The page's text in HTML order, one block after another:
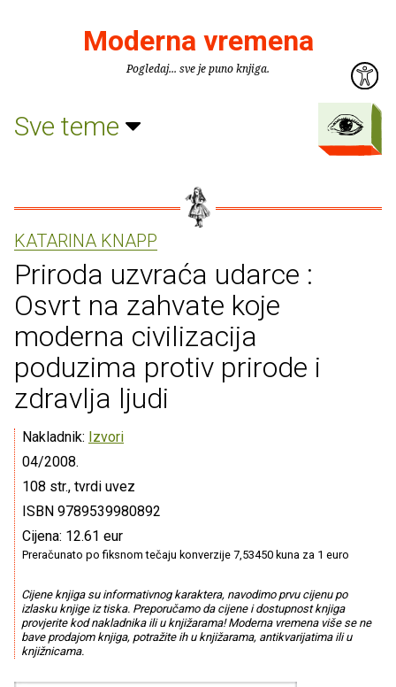
Moderna vremena
Pogledaj... sve je puno knjiga.
Sve teme
KATARINA KNAPP
Priroda uzvraća udarce :
Osvrt na zahvate koje
moderna civilizacija
poduzima protiv prirode i
zdravlja ljudi
Nakladnik: Izvori
04/2008.
108 str., tvrdi uvez
ISBN 9789539980892
Cijena: 12.61 eur
Preračunato po fiksnom tečaju konverzije 7,53450 kuna za 1 euro
Cijene knjiga su informativnog karaktera, navodimo prvu cijenu po
izlasku knjige iz tiska. Preporučamo da cijene i dostupnost knjiga
provjerite kod nakladnika ili u knjižarama! Moderna vremena više se ne
bave prodajom knjiga, potražite ih u knjižarama, antikvarijatima ili u
knjižnicama.